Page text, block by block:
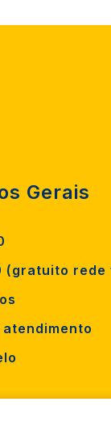
Gerais
(gratuito rede
atendimento